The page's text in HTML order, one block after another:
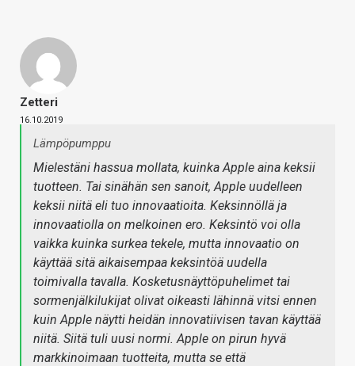
Zetteri
16.10.2019
Lämpöpumppu
Mielestäni hassua mollata, kuinka Apple aina keksii
tuotteen. Tai sinähän sen sanoit, Apple uudelleen
keksii niitä eli tuo innovaatioita. Keksinnöllä ja
innovaatiolla on melkoinen ero. Keksintö voi olla
vaikka kuinka surkea tekele, mutta innovaatio on
käyttää sitä aikaisempaa keksintöä uudella
toimivalla tavalla. Kosketusnäyttöpuhelimet tai
sormenjälkilukijat olivat oikeasti lähinnä vitsi ennen
kuin Apple näytti heidän innovatiivisen tavan käyttää
niitä. Siitä tuli uusi normi. Apple on pirun hyvä
markkinoimaan tuotteita, mutta se että